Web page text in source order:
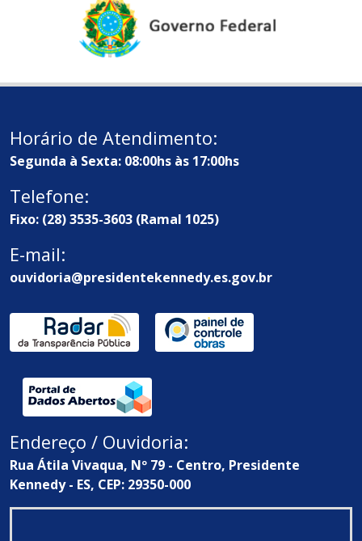
Horário de Atendimento:
Segunda à Sexta: 08:00hs às 17:00hs
Telefone:
Fixo: (28) 3535-3603 (Ramal 1025)
E-mail:
ouvidoria@presidentekennedy.es.gov.br
Endereço / Ouvidoria:
Rua Átila Vivaqua, Nº 79 - Centro, Presidente
Kennedy - ES, CEP: 29350-000